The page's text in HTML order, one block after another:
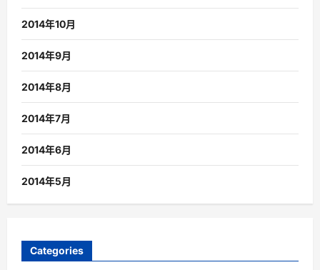
2014年10月
2014年9月
2014年8月
2014年7月
2014年6月
2014年5月
Categories